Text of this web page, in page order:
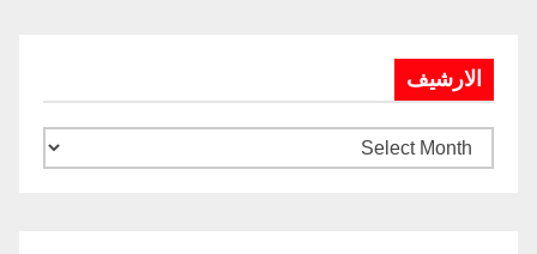
الارشيف